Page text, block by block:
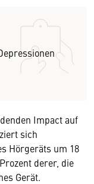
Impact auf
sich
Hörgeräts um 18
derer, die
Gerät.